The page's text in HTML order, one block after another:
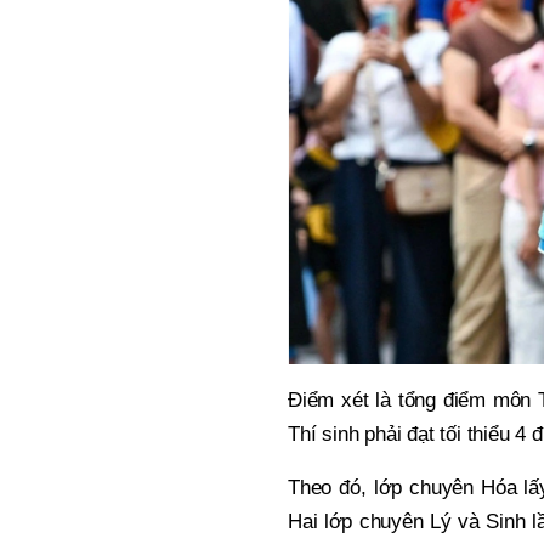
Điểm xét là tổng điểm môn
Thí sinh phải đạt tối thiểu 4
Theo đó, lớp chuyên Hóa
Hai lớp chuyên Lý và Sinh